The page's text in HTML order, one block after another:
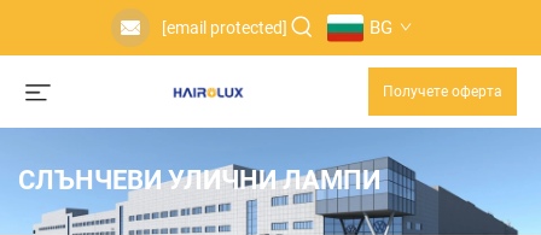
[email protected] BG
Получете оферта
СЛЪНЧЕВИ УЛИЧНИ ЛАМПИ